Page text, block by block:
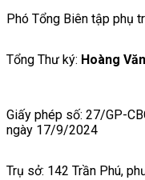
Phó Tổng Biên tập phụ
Tổng Thư ký: Hoàng
Giấy phép số: 27/GP-
ngày 17/9/2024
Trụ sở: 142 Trần Phú,